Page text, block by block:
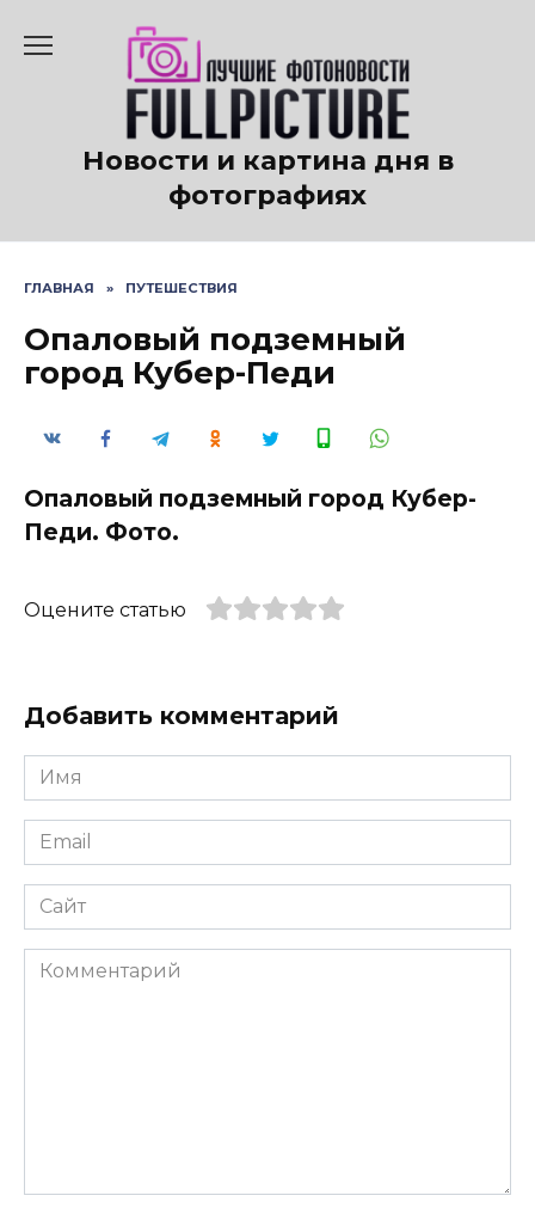
содержанию
Новости и картина дня в
фотографиях
ГЛАВНАЯ » ПУТЕШЕСТВИЯ
Опаловый подземный
город Кубер-Педи
Опаловый подземный город Кубер-
Педи. Фото.
Оцените статью
Добавить комментарий
Имя
*
Email
*
Сайт
Комментарий